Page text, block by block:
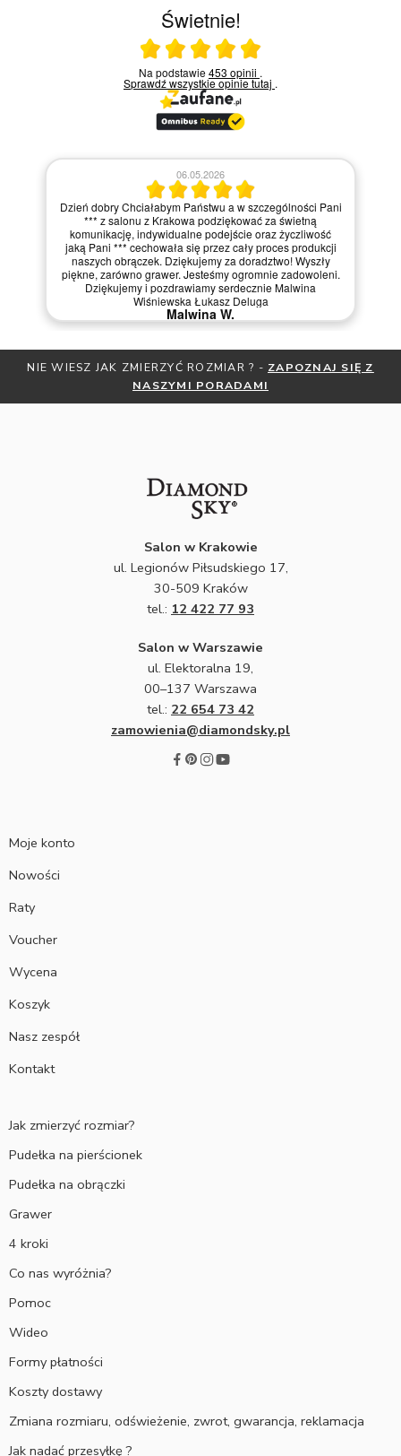
Świetnie!
Ocena średnia 5 na 5
Na podstawie453 opinii .
Sprawdź wszystkie opinietutaj .
06.05.2026
Dzień dobry Chciałabym Państwu a w szczególności Pani
*** z salonu z Krakowa podziękować za świetną
komunikację, indywidualne podejście oraz życzliwość
jaką Pani *** cechowała się przez cały proces produkcji
naszych obrączek. Dziękujemy za doradztwo! Wyszły
piękne, zarówno grawer. Jesteśmy ogromnie zadowoleni.
Dziękujemy i pozdrawiamy serdecznie Malwina
Wiśniewska Łukasz Deluga
Malwina W.
NIE WIESZ JAK ZMIERZYĆ ROZMIAR ? - ZAPOZNAJ SIĘ Z
NASZYMI PORADAMI
Salon w Krakowie
ul. Legionów Piłsudskiego 17,
30-509 Kraków
tel.: 12 422 77 93
Salon w Warszawie
ul. Elektoralna 19,
00–137 Warszawa
tel.: 22 654 73 42
zamowienia@diamondsky.pl
Moje konto
Nowości
Raty
Voucher
Wycena
Koszyk
Nasz zespół
Kontakt
Jak zmierzyć rozmiar?
Pudełka na pierścionek
Pudełka na obrączki
Grawer
4 kroki
Co nas wyróżnia?
Pomoc
Wideo
Formy płatności
Koszty dostawy
Zmiana rozmiaru, odświeżenie, zwrot, gwarancja, reklamacja
Jak nadać przesyłkę ?